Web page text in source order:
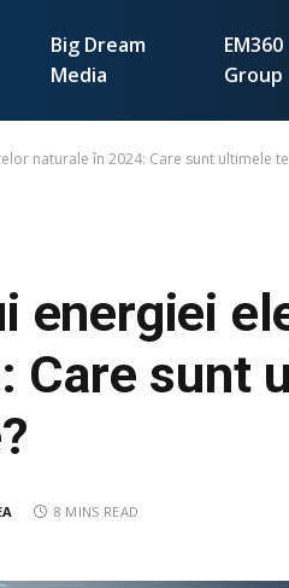
Big Dream
Media
EM360
Group
naturale în 2024: Care sunt ultimele
energiei
Care sunt
8 MINS READ